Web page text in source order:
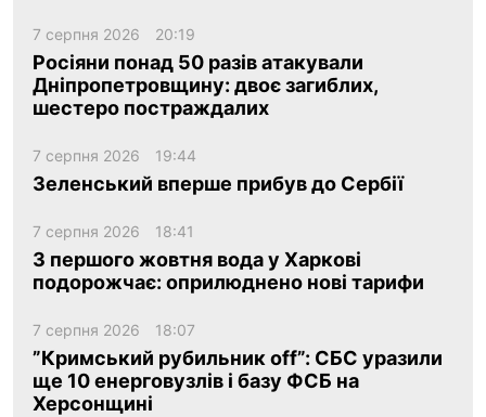
7 серпня 2026 20:19
Росіяни понад 50 разів атакували
Дніпропетровщину: двоє загиблих,
шестеро постраждалих
7 серпня 2026 19:44
Зеленський вперше прибув до Сербії
7 серпня 2026 18:41
З першого жовтня вода у Харкові
подорожчає: оприлюднено нові тарифи
7 серпня 2026 18:07
”Кримський рубильник off”: СБС уразили
ще 10 енерговузлів і базу ФСБ на
Херсонщині